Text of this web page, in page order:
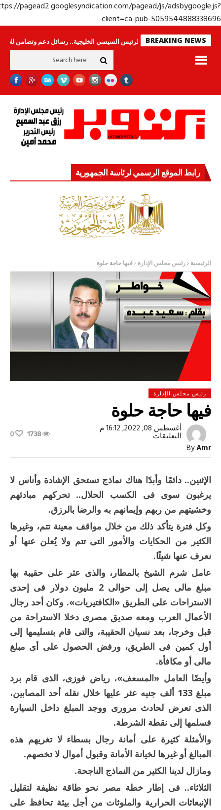
https://pagead2.googlesyndication.com/pagead/js/
client=ca-pub-
BREAKING NEWSينامون جولة الرئيس السيسي الخليجية.. رسائل دعم وتضامن للأشقاء
رابط الموقع الرسمي لرئاسة الجمهورية
الرئيسية رئيس مجلس الإدارة فيها حاجة حلوة
رئيس مجلس الإدارة
فيها حاجة حلوة
ByAmr
أغسطس 08, 2022, 16:12 م
التعليقاتعلى
حلوة
1738
0
الإثنين..دائمًا وأبدًا هناك نماذج تستحق الإشادة وأناس لا
يرغبون سوى فى الكسب الحلال.. تحركهم مبادئهم
وخشيتهم من ربهم وإيمانهم به والرضا بالرزق.
وكل فترة يتأكد ذلك من خلال مواقف معينة تتم، وغيرها
الكثير من الحكايات والأمور التى تتم ولا يُعلن عنها أو
نعرف عنها شيئًا.
عامل شرم الشيخ بالمطار، والذى عثر على حقيبة بها
مبلغ مالى يصل إلى حوالى 2 مليون دولار فى إحدى
الاستراحات على الطريق «الكافتيريات». وكان أحد رجال
الأعمال العرب ومعه صديق مصرى دخلا الاستراحة من
قبل وخرجا، بعد نسيان الحقيبة، والتى قام بتسليمها إلى
أول كمين فى الطريق، ورفض الحصول على أى مبلغ
مالى أو مكافأة.
وأيضًا العامل «المسعف»، رياض فوزى، الذى قام برد
مبلغ 133 ألف جنيه عثر عليها خلال نقله أحد المصابين،
الذى تعرض لحادث مرورى ووجد المبلغ داخل السيارة
فسلمها إلى نقطة الشرطة.
والأمثلة كثيرة على أمانة رجال بسطاء لا تغريهم هذه
المبالغ أو غيرها لخيانة الأمانة وقبول أموال لا تخصهم.
ومازال لدينا الكثير من النماذج الناجحة.
الثلاثاء..فى إطار خطة مصر نحو طاقة نظيفة لتقليل
الإنبعاثات الحرارية والملوثات من أجل بيئة تحافظ على